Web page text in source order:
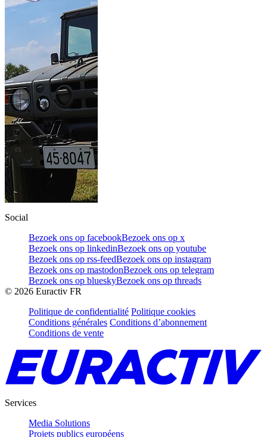
Social
Bezoek ons op facebookBezoek ons op x
Bezoek ons op linkedinBezoek ons op youtube
Bezoek ons op rss-feedBezoek ons op instagram
Bezoek ons op mastodonBezoek ons op telegram
Bezoek ons op blueskyBezoek ons op threads
© 2026 Euractiv FR
Politique de confidentialité Politique cookies
Conditions générales Conditions d’abonnement
Conditions de vente
Services
Media Solutions
Projets publics européens